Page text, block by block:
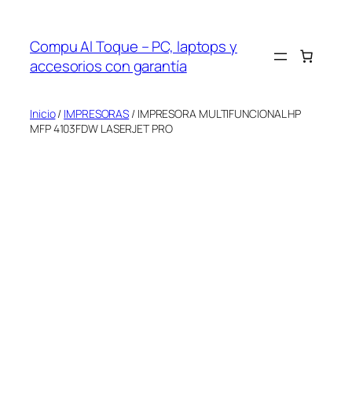
contenido
Compu Al Toque – PC, laptops y
accesorios con garantía
Inicio/ IMPRESORAS / IMPRESORA MULTIFUNCIONAL HP
MFP 4103FDW LASERJET PRO